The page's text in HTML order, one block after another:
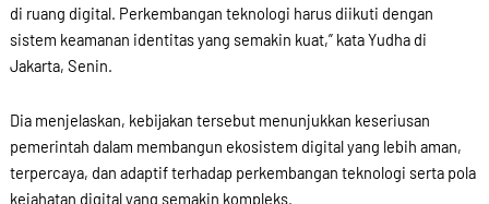
di ruang digital. Perkembangan teknologi harus diikuti dengan
sistem keamanan identitas yang semakin kuat,” kata Yudha di
Jakarta, Senin.
Dia menjelaskan, kebijakan tersebut menunjukkan keseriusan
pemerintah dalam membangun ekosistem digital yang lebih aman,
terpercaya, dan adaptif terhadap perkembangan teknologi serta pola
kejahatan digital yang semakin kompleks.